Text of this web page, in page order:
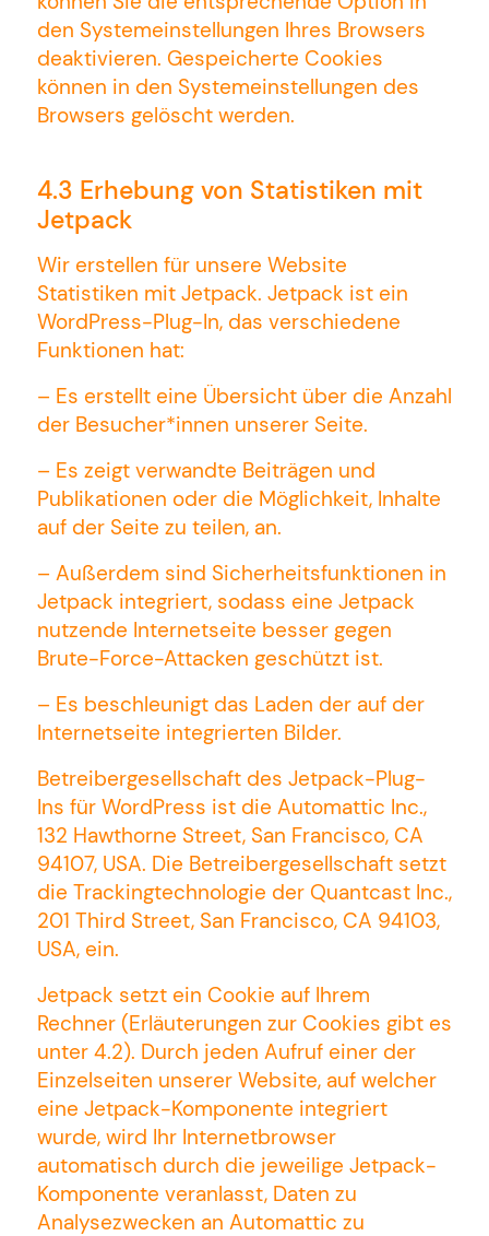
den Systemeinstellungen Ihres Browsers
deaktivieren. Gespeicherte Cookies
können in den Systemeinstellungen des
Browsers gelöscht werden.
4.3 Erhebung von Statistiken mit
Jetpack
Wir erstellen für unsere Website
Statistiken mit Jetpack. Jetpack ist ein
WordPress-Plug-In, das verschiedene
Funktionen hat:
– Es erstellt eine Übersicht über die Anzahl
der Besucher*innen unserer Seite.
– Es zeigt verwandte Beiträgen und
Publikationen oder die Möglichkeit, Inhalte
auf der Seite zu teilen, an.
– Außerdem sind Sicherheitsfunktionen in
Jetpack integriert, sodass eine Jetpack
nutzende Internetseite besser gegen
Brute-Force-Attacken geschützt ist.
– Es beschleunigt das Laden der auf der
Internetseite integrierten Bilder.
Betreibergesellschaft des Jetpack-Plug-
Ins für WordPress ist die Automattic Inc.,
132 Hawthorne Street, San Francisco, CA
94107, USA. Die Betreibergesellschaft setzt
die Trackingtechnologie der Quantcast Inc.,
201 Third Street, San Francisco, CA 94103,
USA, ein.
Jetpack setzt ein Cookie auf Ihrem
Rechner (Erläuterungen zur Cookies gibt es
unter 4.2). Durch jeden Aufruf einer der
Einzelseiten unserer Website, auf welcher
eine Jetpack-Komponente integriert
wurde, wird Ihr Internetbrowser
automatisch durch die jeweilige Jetpack-
Komponente veranlasst, Daten zu
Analysezwecken an Automattic zu